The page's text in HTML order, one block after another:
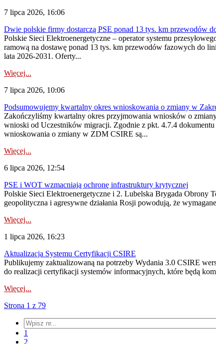
7 lipca 2026, 16:06
Dwie polskie firmy dostarczą PSE ponad 13 tys. km przewodów
Polskie Sieci Elektroenergetyczne – operator systemu
ramową na dostawę ponad 13 tys. km przewodów fazowych do
lata 2026-2031. Oferty...
Więcej...
7 lipca 2026, 10:06
Podsumowujemy kwartalny okres wnioskowania o zmiany w
Zakończyliśmy kwartalny okres przyjmowania wniosków o
wnioski od Uczestników migracji. Zgodnie z pkt. 4.7.4
wnioskowania o zmiany w ZDM CSIRE są...
Więcej...
6 lipca 2026, 12:54
PSE i WOT wzmacniają ochronę infrastruktury krytycznej
Polskie Sieci Elektroenergetyczne i 2. Lubelska Brygada Obrony
geopolityczna i agresywne działania Rosji powodują, że
Więcej...
1 lipca 2026, 16:23
Aktualizacja Systemu Certyfikacji CSIRE
Publikujemy zaktualizowaną na potrzeby Wydania 3.0 CSIRE
do realizacji certyfikacji systemów informacyjnych, które będą
Więcej...
Strona 1 z 79
1
2